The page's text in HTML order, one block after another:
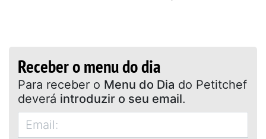
Receber o menu do dia
Para receber o Menu do Dia do Petitchef
deverá introduzir o seu email.